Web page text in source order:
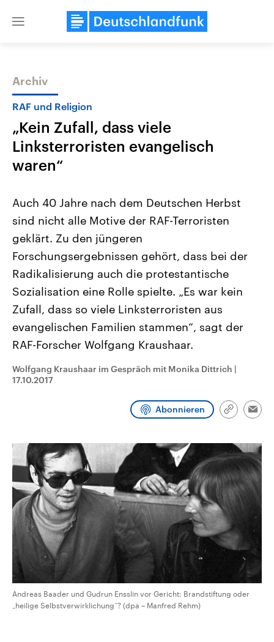
Close
Themen
Aktuelle Beiträge, Analysen und
Hintergründe
Wirtschaftlich und militärisch
gehören die Vereinigten Staaten zu
den mächtigsten Ländern der Erde,
mit großem Einfluss auf das
aktuelle Weltgeschehen.
Aktuelle Lage und
Oktober 2023 auf Israel
Region wieder die Gewalt
Israel möchte die Hamas
Libanon vom Iran
Sendungen Programm Podcasts
Audio-Archiv
Archiv
RAF und Religion
„Kein Zufall, dass viele
Linksterroristen evangelisch
waren“
Auch 40 Jahre nach dem Deutschen Herbst
sind nicht alle Motive der RAF-Terroristen
geklärt. Zu den jüngeren
Forschungsergebnissen gehört, dass bei der
Radikalisierung auch die protestantische
Sozialisation eine Rolle spielte. „Es war kein
Zufall, dass so viele Linksterroristen aus
evangelischen Familien stammen“, sagt der
RAF-Forscher Wolfgang Kraushaar.
Wolfgang Kraushaar im Gespräch mit Monika Dittrich |
17.10.2017
Abonnieren
Link
Andreas Baader und Gudrun Ensslin vor Gericht: Brandstiftung oder
„heilige Selbstverwirklichung“? (dpa – Manfred Rehm)